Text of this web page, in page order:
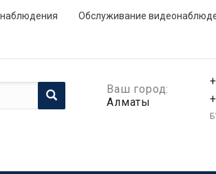
Обслуживание
Ваш город:
Алматы